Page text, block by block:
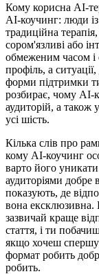
Кому корисна AI-
AI-коучинг: люди
традиційна
сором'язливі або
обмеженим часом і
профіль, а
форми підтримки
розбирає, чому AI-
аудиторій, а також
усі шість.
Кілька слів про
кому AI-коучинг
варто його
аудиторіями добре
показують, де
вона ексклюзивна.
зазвичай краще
стаття, і ти
якщо хочеш
формат робить
робить.